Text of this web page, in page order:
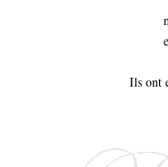
Ils ont